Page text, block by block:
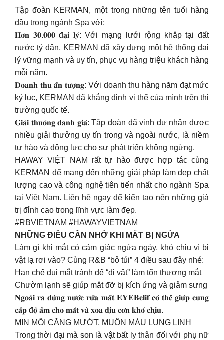
Tập đoàn KERMAN, một trong những tên tuổi hàng
đầu trong ngành Spa với:
𝐇𝐨̛𝐧 𝟑𝟎.𝟎𝟎𝟎 đ𝐚̣𝐢 𝐥𝐲́: Với mạng lưới rộng khắp tại đất
nước tỷ dân, KERMAN đã xây dựng một hệ thống đại
lý vững mạnh và uy tín, phục vụ hàng triệu khách hàng
mỗi năm.
𝐃𝐨𝐚𝐧𝐡 𝐭𝐡𝐮 𝐚̂́𝐧 𝐭𝐮̛𝐨̛̣𝐧𝐠: Với doanh thu hàng năm đạt mức
kỷ lục, KERMAN đã khẳng định vị thế của mình trên thị
trường quốc tế.
𝐆𝐢𝐚̉𝐢 𝐭𝐡𝐮̛𝐨̛̉𝐧𝐠 𝐝𝐚𝐧𝐡 𝐠𝐢𝐚́: Tập đoàn đã vinh dự nhận được
nhiều giải thưởng uy tín trong và ngoài nước, là niềm
tự hào và động lực cho sự phát triển không ngừng.
HAWAY VIỆT NAM rất tự hào được hợp tác cùng
KERMAN để mang đến những giải pháp làm đẹp chất
lượng cao và công nghệ tiên tiến nhất cho ngành Spa
tại Việt Nam. Liên hệ ngay để kiến tạo nên những giá
trị đỉnh cao trong lĩnh vực làm đẹp.
#RBVIETNAM #HAWAYVIETNAM
NHỮNG ĐIỀU CẦN NHỚ KHI MẮT BỊ NGỨA
Làm gì khi mắt có cảm giác ngứa ngáy, khó chịu vì bị
vật lạ rơi vào? Cùng R&B “bỏ túi” 4 điều sau đây nhé:
Hạn chế dụi mắt tránh để “dị vật” làm tổn thương mắt
Chườm lạnh sẽ giúp mắt đỡ bị kích ứng và giảm sưng
𝐍𝐠𝐨𝐚̀𝐢 𝐫𝐚 𝐝𝐮̀𝐧𝐠 𝐧𝐮̛𝐨̛́𝐜 𝐫𝐮̛̉𝐚 𝐦𝐚̆́𝐭 𝐄𝐘𝐄𝐁𝐞𝐥𝐢𝐟 𝐜𝐨́ 𝐭𝐡𝐞̂̉ 𝐠𝐢𝐮́𝐩 𝐜𝐮𝐧𝐠
𝐜𝐚̂́𝐩 đ𝐨̣̂ 𝐚̂̉𝐦 𝐜𝐡𝐨 𝐦𝐚̆́𝐭 𝐯𝐚̀ 𝐱𝐨𝐚 𝐝𝐢̣𝐮 𝐜𝐨̛𝐧 𝐤𝐡𝐨́ 𝐜𝐡𝐢̣𝐮.
MỊN MÔI CĂNG MƯỚT, MUÔN MÀU LUNG LINH
Trong thời đại mà son là vật bất ly thân đối với phụ nữ